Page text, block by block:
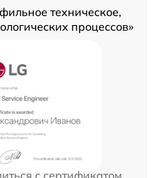
техническое,
процессов»